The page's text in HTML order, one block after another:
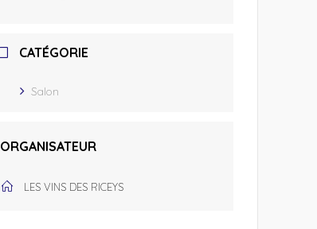
CATÉGORIE
Salon
ORGANISATEUR
LES VINS DES RICEYS